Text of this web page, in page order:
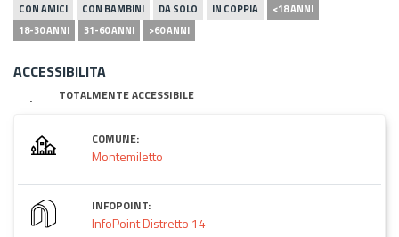
CON AMICI CON BAMBINI DA SOLO IN COPPIA
<18 ANNI
18-30 ANNI
31-60 ANNI >60 ANNI
ACCESSIBILITA
TOTALMENTE ACCESSIBILE
COMUNE:
Montemiletto
INFOPOINT:
InfoPoint Distretto 14